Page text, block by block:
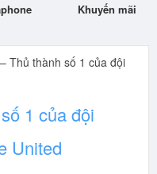
Khuyến mãi
Thủ thành số 1 của đội
1 của đội
United